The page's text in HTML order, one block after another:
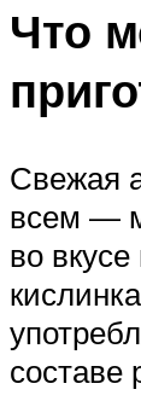
Что
Свежая
всем —
во
составе